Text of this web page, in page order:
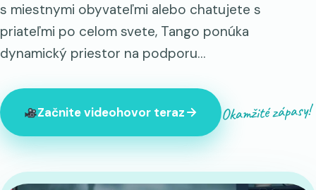
s miestnymi obyvateľmi alebo chatujete s
priateľmi po celom svete, Tango ponúka
dynamický priestor na podporu…
Začnite videohovor teraz Okamžité zápasy!